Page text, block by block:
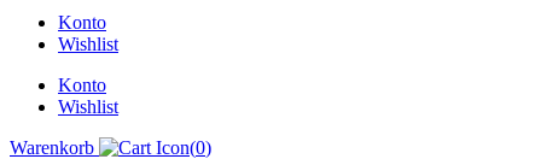
Konto
Wishlist
Konto
Wishlist
Warenkorb
(0)